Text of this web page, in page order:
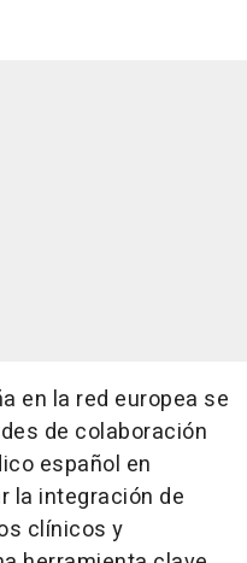
en la red europea se
de colaboración
español en
la integración de
clínicos y